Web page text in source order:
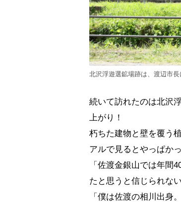
北沢浮遊選鉱場跡は、渡辺市
続いて訪れたのは北沢
上がり！
朽ちた建物と壁を覆う
アルで見るとやっぱか
「佐渡金銀山では年間
たと思うと信じられな
「僕は佐渡の相川出身